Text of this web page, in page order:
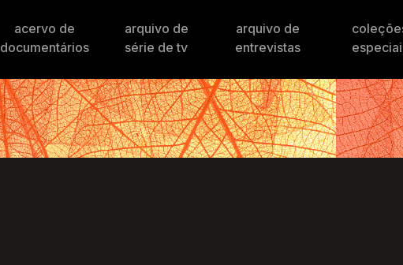
acervo de
documentários
arquivo de
série de tv
arquivo de
entrevistas